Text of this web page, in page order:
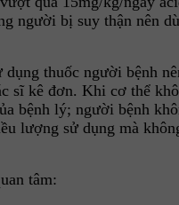
người bị suy thận nên
thuốc người bệnh
sĩ kê đơn. Khi cơ thể
bệnh lý; người bệnh
lượng sử dụng mà
tâm: